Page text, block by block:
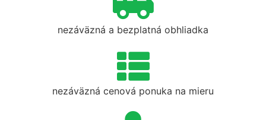
nezáväzná a bezplatná obhliadka
nezáväzná cenová ponuka na mieru